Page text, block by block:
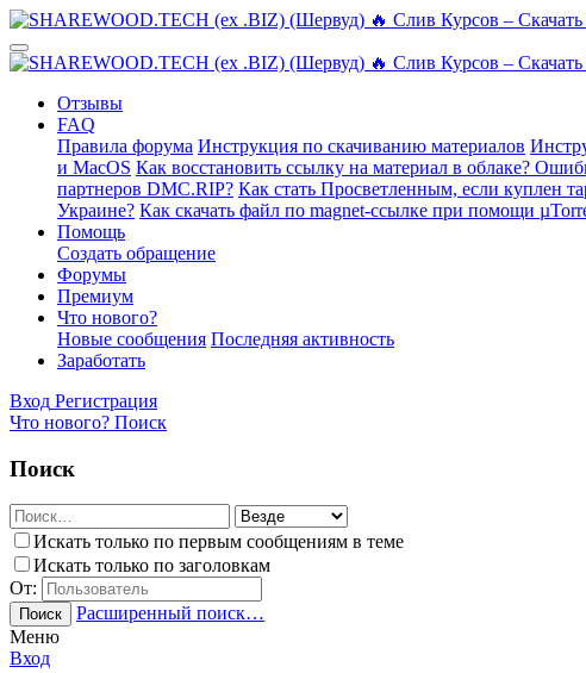
Отзывы
FAQ
Правила форума Инструкция по скачиванию материалов
и MacOS Как восстановить ссылку на материал в облаке?
партнеров DMC.RIP? Как стать Просветленным, если куплен
Украине? Как скачать файл по magnet-ссылке при помощи
Помощь
Создать обращение
Форумы
Премиум
Что нового?
Новые сообщения Последняя активность
Заработать
Вход Регистрация
Что нового? Поиск
Поиск
Искать только по первым сообщениям в теме
Искать только по заголовкам
От:
Поиск
Расширенный поиск…
Меню
Вход